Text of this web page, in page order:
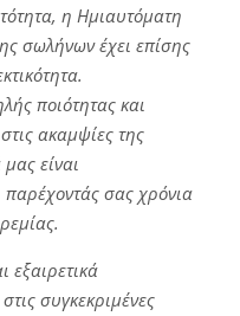
η Ημιαυτόματη
σωλήνων έχει επίσης
ποιότητας και
ακαμψίες της
είναι
παρέχοντάς σας χρόνια
εξαιρετικά
συγκεκριμένες